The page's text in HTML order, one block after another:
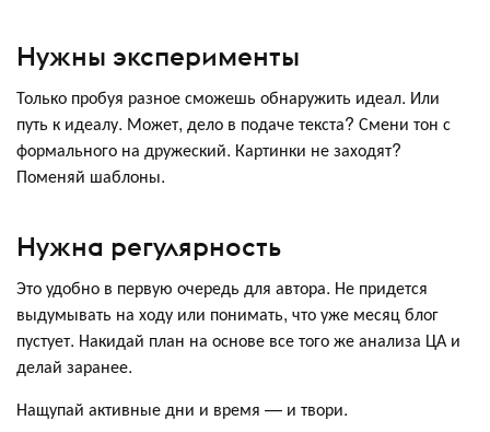
Нужны эксперименты
Только пробуя разное сможешь обнаружить идеал. Или
путь к идеалу. Может, дело в подаче текста? Смени тон с
формального на дружеский. Картинки не заходят?
Поменяй шаблоны.
Нужна регулярность
Это удобно в первую очередь для автора. Не придется
выдумывать на ходу или понимать, что уже месяц блог
пустует. Накидай план на основе все того же анализа ЦА и
делай заранее.
Нащупай активные дни и время — и твори.